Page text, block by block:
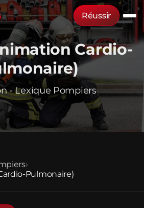
Réussir
Cardio-
- Lexique Pompiers
›
Pulmonaire)